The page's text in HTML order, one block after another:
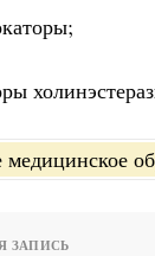
ЗАПИСЬ